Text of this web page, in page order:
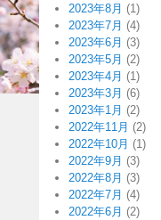
2023年8月 (1)
2023年7月 (4)
2023年6月 (3)
2023年5月 (2)
2023年4月 (1)
2023年3月 (6)
2023年1月 (2)
2022年11月 (2)
2022年10月 (1)
2022年9月 (3)
2022年8月 (3)
2022年7月 (4)
2022年6月 (2)